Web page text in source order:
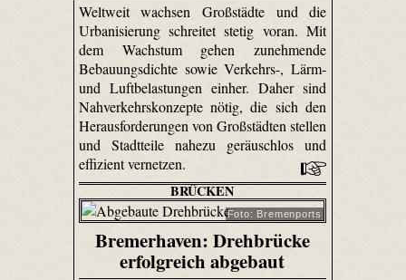
Weltweit wachsen Großstädte und die
Urbanisierung schreitet stetig voran. Mit
dem Wachstum gehen zunehmende
Bebauungsdichte sowie Verkehrs-, Lärm-
und Luftbelastungen einher. Daher sind
Nahverkehrskonzepte nötig, die sich den
Herausforderungen von Großstädten stellen
und Stadtteile nahezu geräuschlos und
effizient vernetzen.
BRÜCKEN
Foto: Bremenports
Bremerhaven: Drehbrücke
erfolgreich abgebaut